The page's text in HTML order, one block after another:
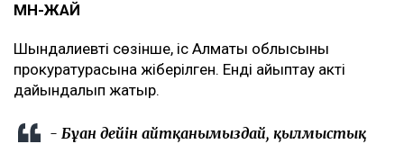
МӘН-ЖАЙ
Шындалиевтің сөзінше, іс Алматы облысының
прокуратурасына жіберілген. Енді айыптау акті
дайындалып жатыр.
- Бұған дейін айтқанымыздай, қылмыстық